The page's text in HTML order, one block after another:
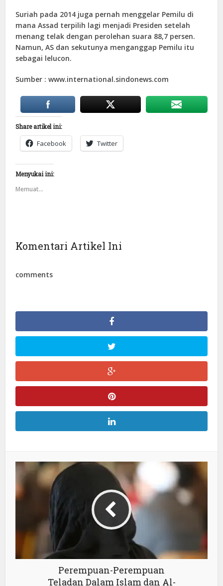
Suriah pada 2014 juga pernah menggelar Pemilu di
mana Assad terpilih lagi menjadi Presiden setelah
menang telak dengan perolehan suara 88,7 persen.
Namun, AS dan sekutunya menganggap Pemilu itu
sebagai lelucon.
Sumber : www.international.sindonews.com
Share artikel ini:
Facebook Twitter
Menyukai ini:
Memuat...
Komentari Artikel Ini
comments
Perempuan-Perempuan
Teladan Dalam Islam dan Al-